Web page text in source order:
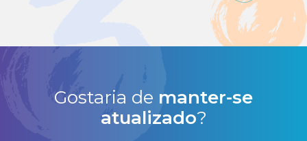
Gostaria de manter-se
atualizado?